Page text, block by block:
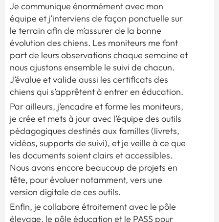
Je communique énormément avec mon
équipe et j’interviens de façon ponctuelle sur
le terrain afin de m’assurer de la bonne
évolution des chiens. Les moniteurs me font
part de leurs observations chaque semaine et
nous ajustons ensemble le suivi de chacun.
J’évalue et valide aussi les certificats des
chiens qui s’apprêtent à entrer en éducation.
Par ailleurs, j’encadre et forme les moniteurs,
je crée et mets à jour avec l’équipe des outils
pédagogiques destinés aux familles (livrets,
vidéos, supports de suivi), et je veille à ce que
les documents soient clairs et accessibles.
Nous avons encore beaucoup de projets en
tête, pour évoluer notamment, vers une
version digitale de ces outils.
Enfin, je collabore étroitement avec le pôle
élevage, le pôle éducation et le PASS pour